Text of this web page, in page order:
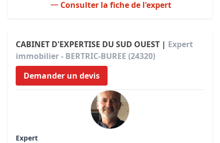
Consulter la fiche de l'expert
CABINET D'EXPERTISE DU SUD OUEST | Expert
immobilier - BERTRIC-BUREE (24320)
Demander un devis
Expert